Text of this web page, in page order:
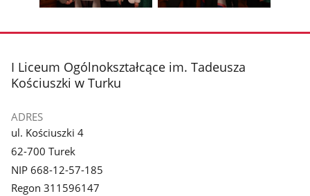
galerii.
galerii.
stopka
I Liceum Ogólnokształcące im. Tadeusza
Kościuszki w Turku
ADRES
ul. Kościuszki 4
62-700 Turek
NIP 668-12-57-185
Regon 311596147